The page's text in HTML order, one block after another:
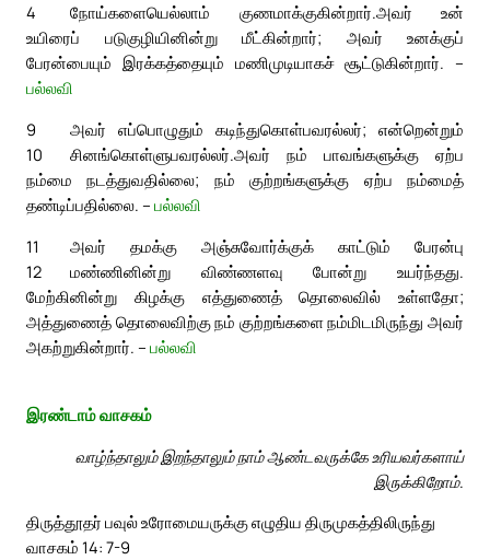
நோய்களையெல்லாம் குணமாக்குகின்றார்.
4
அவர் உன்
உயிரைப் படுகுழியினின்று மீட்கின்றார்; அவர் உனக்குப்
பேரன்பையும் இரக்கத்தையும் மணிமுடியாகச் சூட்டுகின்றார். –
பல்லவி
9
அவர் எப்பொழுதும் கடிந்துகொள்பவரல்லர்; என்றென்றும்
சினங்கொள்ளுபவரல்லர்.
10
அவர் நம் பாவங்களுக்கு ஏற்ப
நம்மை நடத்துவதில்லை; நம் குற்றங்களுக்கு ஏற்ப நம்மைத்
தண்டிப்பதில்லை. – பல்லவி
11
அவர் தமக்கு அஞ்சுவோர்க்குக் காட்டும் பேரன்பு
மண்ணினின்று விண்ணளவு போன்று உயர்ந்தது.
12
மேற்கினின்று கிழக்கு எத்துணைத் தொலைவில் உள்ளதோ;
அத்துணைத் தொலைவிற்கு நம் குற்றங்களை நம்மிடமிருந்து அவர்
அகற்றுகின்றார். – பல்லவி
இரண்டாம் வாசகம்
வாழ்ந்தாலும் இறந்தாலும் நாம் ஆண்டவருக்கே உரியவர்களாய்
இருக்கிறோம்.
திருத்தூதர் பவுல் உரோமையருக்கு எழுதிய திருமுகத்திலிருந்து
வாசகம் 14: 7-9